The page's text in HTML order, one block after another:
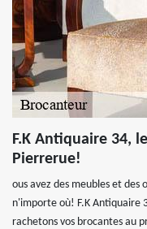
F.K Antiquaire 34,
Pierrerue!
ous avez des meubles et des
n'importe où! F.K Antiquaire
rachetons vos brocantes au